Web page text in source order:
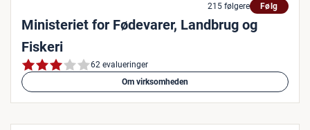
215 følgere Følg
Ministeriet for Fødevarer, Landbrug og
Fiskeri
62 evalueringer
Om virksomheden